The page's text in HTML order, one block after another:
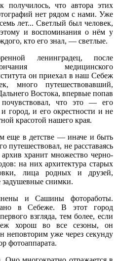
получилось, что автора этих
нет рядом с нами. Уже
лет... Светлый был человек,
и воспоминания о нём у
кто его знал, — светлые.
ленинградец, после
медицинского
он приехал в наш Себеж
много путешествовавший,
Востока, впервые попав
что это — его
город, и его окрестности и не
красотой нашего края.
еще в детстве — иначе и быть
путешествовал, не расставаясь
хранит множество черно-
на них архитектура старых
лица родных и друзей,
снимки.
и Сашины фотоработы.
в Себеже. В этот город
взгляда, тем более, если
хорош во все сезоны, он
неповторим уже через секунду
фотоаппарата.